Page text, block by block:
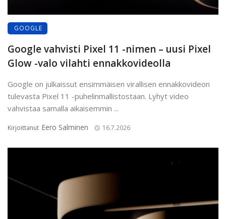
GOOGLE
Google vahvisti Pixel 11 -nimen – uusi Pixel
Glow -valo vilahti ennakkovideolla
Google on julkaissut ensimmäisen virallisen ennakkovideon
tulevasta Pixel 11 -puhelinmallistostaan. Lyhyt video
vahvistaa samalla aikaisemmin ...
Kirjoittanut Eero Salminen 16.7.2026